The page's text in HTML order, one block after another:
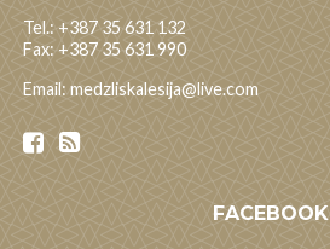
Tel.: +387 35 631 132
Fax: +387 35 631 990
Email: medzliskalesija@live.com
FACEBOOK